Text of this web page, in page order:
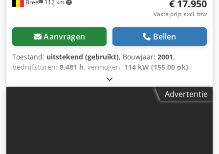
Bree 112 km € 17.950
Vaste prijs excl. btw
Aanvragen Bellen
Toestand: uitstekend (gebruikt), Bouwjaar: 2001,
bedrijfsturen: 8.481 h, vermogen: 114 kW (155,00 pk),
, brandstoftype:
registratie:05/2001, kleur:overig, Uitrusting:
, = Aanvullende opties en accessoires = - 1
Advertentie